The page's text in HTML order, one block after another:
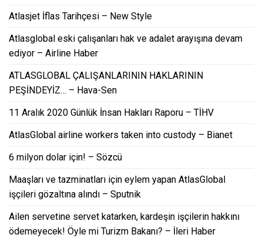
Atlasjet İflas Tarihçesi – New Style
Atlasglobal eski çalışanları hak ve adalet arayışına devam
ediyor – Airline Haber
ATLASGLOBAL ÇALIŞANLARININ HAKLARININ
PEŞİNDEYİZ… – Hava-Sen
11 Aralık 2020 Günlük İnsan Hakları Raporu – TİHV
AtlasGlobal airline workers taken into custody – Bianet
6 milyon dolar için! – Sözcü
Maaşları ve tazminatları için eylem yapan AtlasGlobal
işçileri gözaltına alındı – Sputnik
Ailen servetine servet katarken, kardeşin işçilerin hakkını
ödemeyecek! Öyle mi Turizm Bakanı? – İleri Haber